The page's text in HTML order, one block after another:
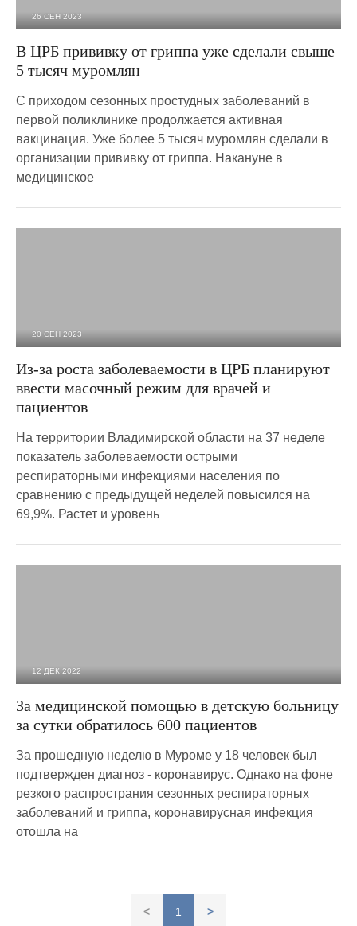
26 СЕН 2023
В ЦРБ прививку от гриппа уже сделали свыше
5 тысяч муромлян
C приходом сезонных простудных заболеваний в
первой поликлинике продолжается активная
вакцинация. Уже более 5 тысяч муромлян сделали в
организации прививку от гриппа. Накануне в
медицинское
20 СЕН 2023
Из-за роста заболеваемости в ЦРБ планируют
ввести масочный режим для врачей и
пациентов
На территории Владимирской области на 37 неделе
показатель заболеваемости острыми
респираторными инфекциями населения по
сравнению с предыдущей неделей повысился на
69,9%. Растет и уровень
12 ДЕК 2022
За медицинской помощью в детскую больницу
за сутки обратилось 600 пациентов
За прошедную неделю в Муроме у 18 человек был
подтвержден диагноз - коронавирус. Однако на фоне
резкого распространия сезонных респираторных
заболеваний и гриппа, коронавирусная инфекция
отошла на
< 1 >